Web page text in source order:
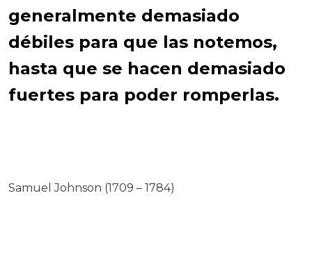
generalmente demasiado
débiles para que las notemos,
hasta que se hacen demasiado
fuertes para poder romperlas.
Samuel Johnson (1709 – 1784)